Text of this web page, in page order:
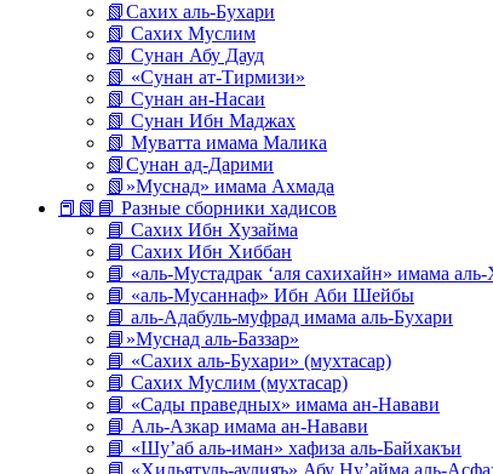
📗Сахих аль-Бухари
📗 Сахих Муслим
📗 Сунан Абу Дауд
📗 «Сунан ат-Тирмизи»
📗 Сунан ан-Насаи
📗 Сунан Ибн Маджах
📗 Муватта имама Малика
📗Сунан ад-Дарими
📗»Муснад» имама Ахмада
📕📗📘 Разные сборники хадисов
📘 Сахих Ибн Хузайма
📘 Сахих Ибн Хиббан
📘 «аль-Мустадрак ‘аля сахихайн» имама
📘 «аль-Мусаннаф» Ибн Аби Шейбы
📘 аль-Адабуль-муфрад имама аль-Бухари
📘»Муснад аль-Баззар»
📘 «Сахих аль-Бухари» (мухтасар)
📘 Сахих Муслим (мухтасар)
📘 «Сады праведных» имама ан-Навави
📘 Аль-Азкар имама ан-Навави
📘 «Шу’аб аль-иман» хафиза аль-Байхакъи
📘 «Хильятуль-аулияъ» Абу Ну’айма аль-